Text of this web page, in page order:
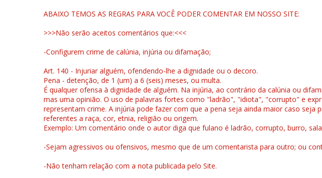
ABAIXO TEMOS AS REGRAS PARA VOCÊ PODER COMENTAR EM NOSSO SITE:
>>>Não serão aceitos comentários que:<<<
-Configurem crime de calúnia, injúria ou difamação;
Art. 140 - Injuriar alguém, ofendendo-lhe a dignidade ou o decoro.
Pena - detenção, de 1 (um) a 6 (seis) meses, ou multa.
É qualquer ofensa à dignidade de alguém. Na injúria, ao contrário da calúnia ou
mas uma opinião. O uso de palavras fortes como "ladrão", "idiota", "corrupto" e
representam crime. A injúria pode fazer com que a pena seja ainda maior caso seja
referentes a raça, cor, etnia, religião ou origem.
Exemplo: Um comentário onde o autor diga que fulano é ladrão, corrupto, burro,
-Sejam agressivos ou ofensivos, mesmo que de um comentarista para outro; ou
-Não tenham relação com a nota publicada pelo Site.